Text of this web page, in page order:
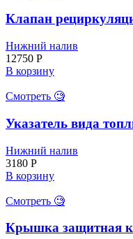
Клапан
Нижний налив
12750 Р
В корзину
Смотреть 🧐
Указатель вида
Нижний налив
3180 Р
В корзину
Смотреть 🧐
Крышка защитная к